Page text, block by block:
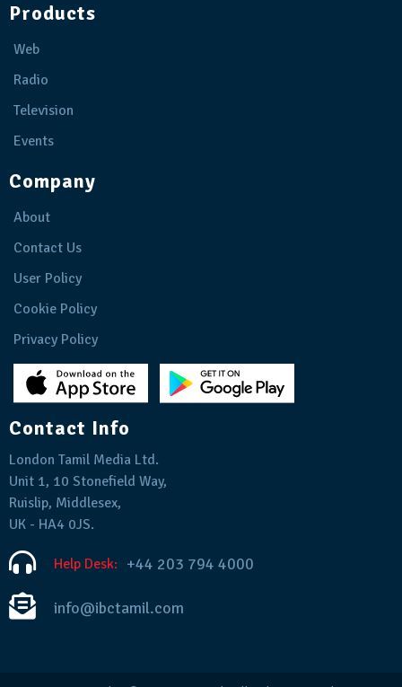
Products
Web
Radio
Television
Events
Company
About
Contact Us
User Policy
Cookie Policy
Privacy Policy
Contact Info
London Tamil Media Ltd.
Unit 1, 10 Stonefield Way,
Ruislip, Middlesex,
UK - HA4 0JS.
Help Desk: +44 203 794 4000
info@ibctamil.com